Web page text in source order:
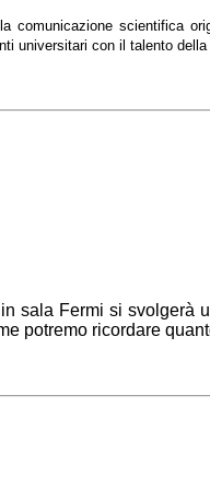
comunicazione scientifica
universitari con il talento
sala Fermi si
potremo ricordare